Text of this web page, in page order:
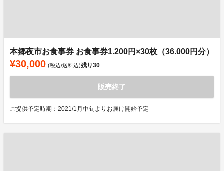
本郷夜市お食事券 お食事券1.200円×30枚（36.000円分）
¥30,000 (税込/送料込)残り30
販売終了
ご提供予定時期：2021/1月中旬よりお届け開始予定